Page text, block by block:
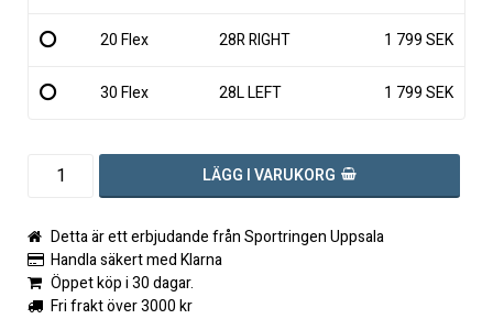
20 Flex 28R RIGHT 1 799 SEK
30 Flex 28L LEFT 1 799 SEK
LÄGG I VARUKORG
Detta är ett erbjudande från Sportringen Uppsala
Handla säkert med Klarna
Öppet köp i 30 dagar.
Fri frakt över 3000 kr